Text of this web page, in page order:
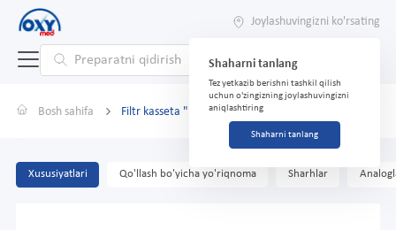
Joylashuvingizni ko'rsating
Shaharni tanlang
Tez yetkazib berishni tashkil qilish
uchun o'zingizning joylashuvingizni
aniqlashtiring
Shaharni tanlang
Bosh sahifa Filtr kasseta "Bar'er Klassik"
Xususiyatlari Qo'llash bo'yicha yo'riqnoma Sharhlar